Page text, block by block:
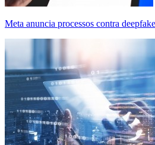
Meta anuncia processos contra